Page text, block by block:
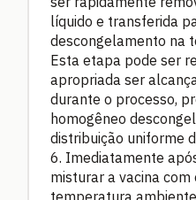
líquido e transferida
descongelamento na
Esta etapa pode ser
apropriada ser
durante o processo,
homogêneo
distribuição uniforme
6. Imediatamente
misturar a vacina com
temperatura